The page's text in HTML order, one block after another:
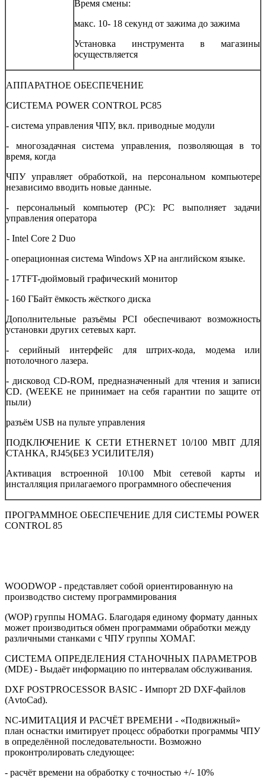
Время смены:
макс. 10- 18 секунд от зажима до зажима
Установка инструмента в магазины
осуществляется
АППАРАТНОЕ ОБЕСПЕЧЕНИЕ
СИСТЕМА POWER CONTROL PC85
- система управления ЧПУ, вкл. приводные модули
- многозадачная система управления, позволяющая в то
время, когда
ЧПУ управляет обработкой, на персональном компьютере
независимо вводить новые данные.
- персональный компьютер (РС): РС выполняет задачи
управления оператора
- Intel Core 2 Duo
- операционная система Windows XP на английском языке.
- 17TFT-дюймовый графический монитор
- 160 ГБайт ёмкость жёсткого диска
Дополнительные разъёмы PCI обеспечивают возможность
установки других сетевых карт.
- серийный интерфейс для штрих-кода, модема или
потолочного лазера.
- дисковод CD-RОМ, предназначенный для чтения и записи
CD. (WEEKE не принимает на себя гарантии по защите от
пыли)
разъём USB на пульте управления
ПОДКЛЮЧЕНИЕ К СЕТИ ETHERNET 10/100 MBIT ДЛЯ
СТАНКА, RJ45(БЕЗ УСИЛИТЕЛЯ)
Активация встроенной 10\100 Mbit сетевой карты и
инсталляция прилагаемого программного обеспечения
ПРОГРАММНОЕ ОБЕСПЕЧЕНИЕ ДЛЯ СИСТЕМЫ POWER
CONTROL 85
WООDWOP - представляет собой ориентированную на
производство систему программирования
(WOP) группы HOMAG. Благодаря единому формату данных
может производиться обмен программами обработки между
различными станками с ЧПУ группы ХОМАГ.
CИСТЕМА ОПРЕДЕЛЕНИЯ СТАНОЧНЫХ ПАРАМЕТРОВ
(MDE) - Выдаёт информацию по интервалам обслуживания.
DXF POSTPROCESSOR BASIC - Импорт 2D DXF-файлов
(АvtoCad).
NC-ИМИТАЦИЯ И РАСЧЁТ ВРЕМЕНИ - «Подвижный»
план оснастки имитирует процесс обработки программы ЧПУ
в определённой последовательности. Возможно
проконтролировать следующее:
- расчёт времени на обработку с точностью +/- 10%